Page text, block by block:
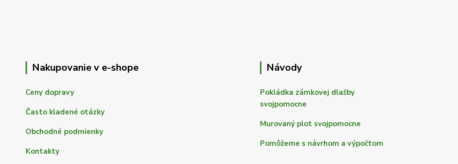
Nakupovanie v e-shope
Ceny dopravy
Často kladené otázky
Obchodné podmienky
Kontakty
Návody
Pokládka zámkovej dlažby
svojpomocne
Murovaný plot svojpomocne
Pomôžeme s návrhom a výpočtom